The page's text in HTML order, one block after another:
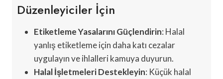
Düzenleyiciler İçin
Etiketleme Yasalarını Güçlendirin: Halal
yanlış etiketleme için daha katı cezalar
uygulayın ve ihlalleri kamuya duyurun.
Halal İşletmeleri Destekleyin: Küçük halal